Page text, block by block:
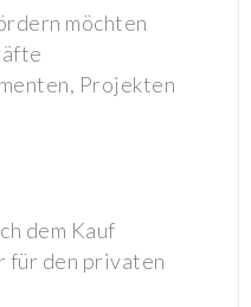
möchten
Projekten
dem Kauf
für den privaten